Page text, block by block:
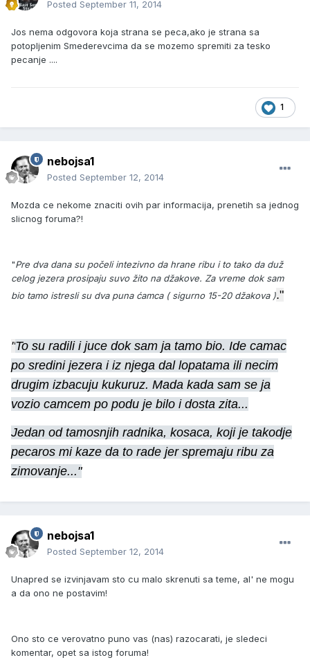
Posted September 11, 2014
Jos nema odgovora koja strana se peca,ako je strana sa
potopljenim Smederevcima da se mozemo spremiti za tesko
pecanje ....
1
nebojsa1
Posted September 12, 2014
Mozda ce nekome znaciti ovih par informacija, prenetih sa jednog
slicnog foruma?!
"Pre dva dana su počeli intezivno da hrane ribu i to tako da duž
celog jezera prosipaju suvo žito na džakove. Za vreme dok sam
bio tamo istresli su dva puna ćamca ( sigurno 15-20 džakova )."
"To su radili i juce dok sam ja tamo bio. Ide camac
po sredini jezera i iz njega dal lopatama ili necim
drugim izbacuju kukuruz. Mada kada sam se ja
vozio camcem po podu je bilo i dosta zita...
Jedan od tamosnjih radnika, kosaca, koji je takodje
pecaros mi kaze da to rade jer spremaju ribu za
zimovanje..."
nebojsa1
Posted September 12, 2014
Unapred se izvinjavam sto cu malo skrenuti sa teme, al' ne mogu
a da ono ne postavim!
Ono sto ce verovatno puno vas (nas) razocarati, je sledeci
komentar, opet sa istog foruma!